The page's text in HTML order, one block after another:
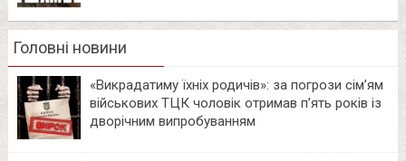
Головні новини
«Викрадатиму їхніх родичів»: за погрози сім’ям
військових ТЦК чоловік отримав п’ять років із
дворічним випробуванням